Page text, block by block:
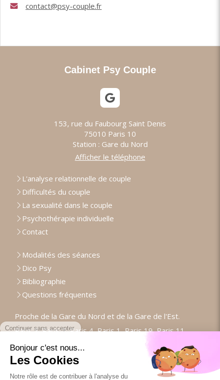
contact@psy-couple.fr
Cabinet Psy Couple
153, rue du Faubourg Saint Denis
75010 Paris 10
Station : Gare du Nord
Afficher le téléphone
L'analyse relationnelle de couple
Difficultés du couple
La sexualité dans le couple
Psychothérapie individuelle
Contact
Modalités des séances
Dico Psy
Bibliographie
Questions fréquentes
Proche de la Gare du Nord et de la Gare de l'Est.
Paris 3, Paris 2, Paris 4, Paris 1, Paris 19, Paris 11,
Paris 20, Paris 18, Paris 9, Paris 5, Paris 6, Paris 17
Prendre rendez-vous